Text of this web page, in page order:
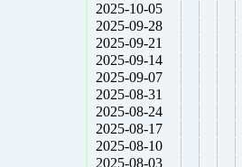
2025-10-05
2025-09-28
2025-09-21
2025-09-14
2025-09-07
2025-08-31
2025-08-24
2025-08-17
2025-08-10
2025-08-03